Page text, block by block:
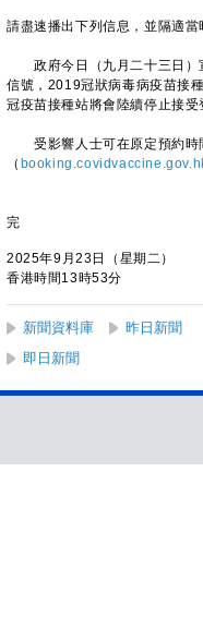
請盡速播出下列信息，並隔適當
政府今日（九月二十三日）
信號，2019冠狀病毒病疫苗接
冠疫苗接種站將會陸續停止接受
受影響人士可在原定預約時
（
完
2025年9月23日（星期二）
香港時間13時53分
新聞資料庫 昨日新聞
即日新聞